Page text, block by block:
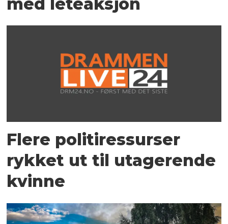
Flere politiressurser
rykket ut til utagerende
kvinne